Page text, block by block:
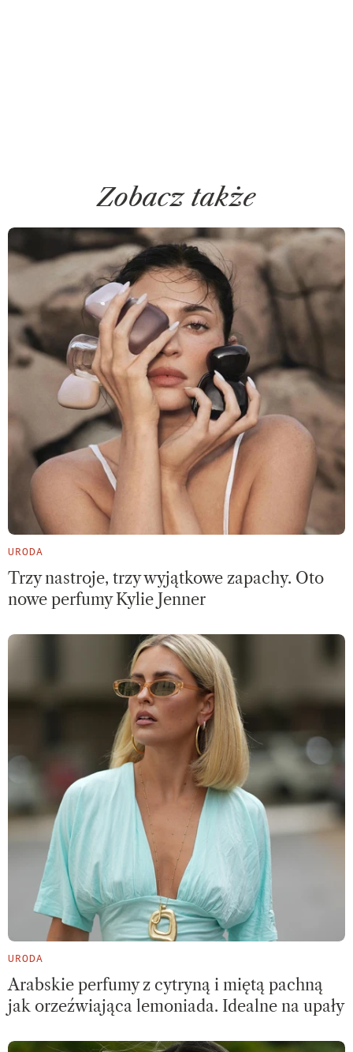
Zobacz także
URODA
Trzy nastroje, trzy wyjątkowe zapachy. Oto
nowe perfumy Kylie Jenner
URODA
Arabskie perfumy z cytryną i miętą pachną
jak orzeźwiająca lemoniada. Idealne na upały